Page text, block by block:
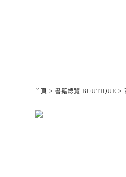
首頁 > 書籍總覽 BOUTIQUE >